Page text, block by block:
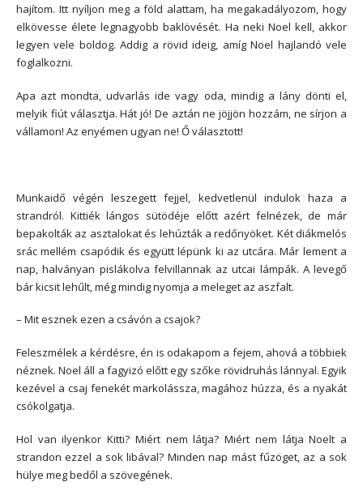
hajítom. Itt nyíljon meg a föld alattam, ha megakadályozom, hogy
elkövesse élete legnagyobb baklövését. Ha neki Noel kell, akkor
legyen vele boldog. Addig a rövid ideig, amíg Noel hajlandó vele
foglalkozni.
Apa azt mondta, udvarlás ide vagy oda, mindig a lány dönti el,
melyik fiút választja. Hát jó! De aztán ne jöjjön hozzám, ne sírjon a
vállamon! Az enyémen ugyan ne! Ő választott!
Munkaidő végén leszegett fejjel, kedvetlenül indulok haza a
strandról. Kittiék lángos sütödéje előtt azért felnézek, de már
bepakolták az asztalokat és lehúzták a redőnyöket. Két diákmelós
srác mellém csapódik és együtt lépünk ki az utcára. Már lement a
nap, halványan pislákolva felvillannak az utcai lámpák. A levegő
bár kicsit lehűlt, még mindig nyomja a meleget az aszfalt.
– Mit esznek ezen a csávón a csajok?
Feleszmélek a kérdésre, én is odakapom a fejem, ahová a többiek
néznek. Noel áll a fagyizó előtt egy szőke rövidruhás lánnyal. Egyik
kezével a csaj fenekét markolássza, magához húzza, és a nyakát
csókolgatja.
Hol van ilyenkor Kitti? Miért nem látja? Miért nem látja Noelt a
strandon ezzel a sok libával? Minden nap mást fűzöget, az a sok
hülye meg bedől a szövegének.